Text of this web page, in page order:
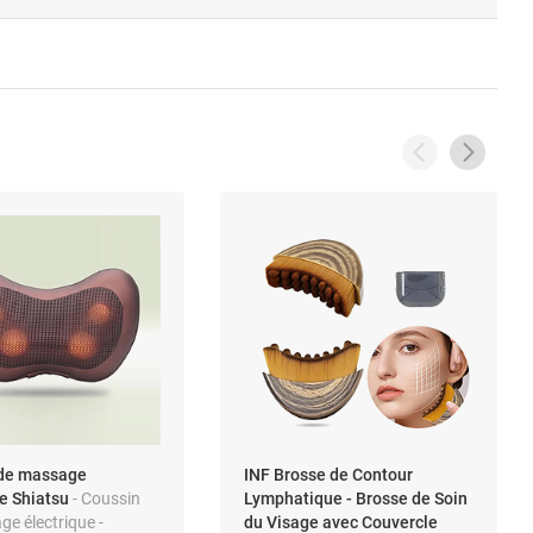
massage
Shiatsu- Coussin
électrique -
INF Brosse de Contour
Lymphatique - Brosse de Soin
du Visage avec Couvercle